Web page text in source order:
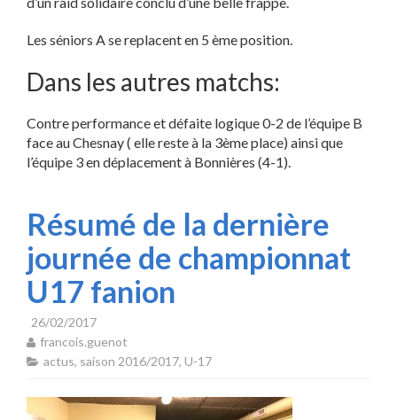
Les séniors A se replacent en 5 ème position.
Dans les autres matchs:
Contre performance et défaite logique 0-2 de l’équipe B
face au Chesnay ( elle reste à la 3ème place) ainsi que
l’équipe 3 en déplacement à Bonnières (4-1).
Résumé de la dernière
journée de championnat
U17 fanion
26/02/2017
francois.guenot
actus, saison 2016/2017, U-17